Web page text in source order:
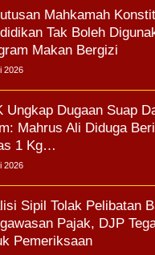
Mahkamah
Tak Boleh
Makan Bergizi
2026
Ungkap Dugaan Suap
Mahrus Ali Diduga
1 Kg…
2026
Sipil Tolak Pelibatan
Pajak, DJP
Pemeriksaan